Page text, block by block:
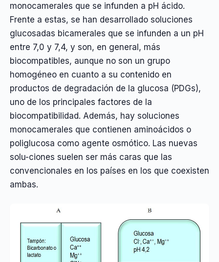
monocamerales que se infunden a pH ácido.
Frente a estas, se han desarrollado soluciones
glucosadas bicamerales que se infunden a un pH
entre 7,0 y 7,4, y son, en general, más
biocompatibles, aunque no son un grupo
homogéneo en cuanto a su contenido en
productos de degradación de la glucosa (PDGs),
uno de los principales factores de la
biocompatibilidad. Además, hay soluciones
monocamerales que contienen aminoácidos o
poliglucosa como agente osmótico. Las nuevas
solu-ciones suelen ser más caras que las
convencionales en los países en los que coexisten
ambas.